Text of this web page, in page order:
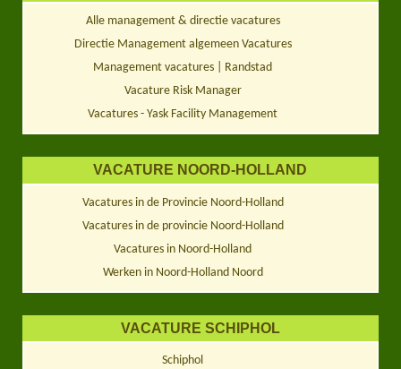
Alle management & directie vacatures
Directie Management algemeen Vacatures
Management vacatures | Randstad
Vacature Risk Manager
Vacatures - Yask Facility Management
VACATURE NOORD-HOLLAND
Vacatures in de Provincie Noord-Holland
Vacatures in de provincie Noord-Holland
Vacatures in Noord-Holland
Werken in Noord-Holland Noord
VACATURE SCHIPHOL
Schiphol